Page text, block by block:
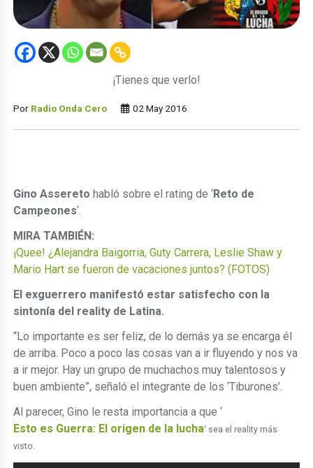
¡Tienes que verlo!
Por Radio Onda Cero 02 May 2016
Gino Assereto habló sobre el rating de ‘Reto de
Campeones‘.
MIRA TAMBIÉN:
¡Quee! ¿Alejandra Baigorria, Guty Carrera, Leslie Shaw y
Mario Hart se fueron de vacaciones juntos? (FOTOS)
El exguerrero manifestó estar satisfecho con la
sintonía del reality de Latina.
“Lo importante es ser feliz, de lo demás ya se encarga él
de arriba. Poco a poco las cosas van a ir fluyendo y nos va
a ir mejor. Hay un grupo de muchachos muy talentosos y
buen ambiente”, señaló el integrante de los ‘Tiburones’.
Al parecer, Gino le resta importancia a que ‘
Esto es Guerra: El origen de la lucha‘ sea el reality más
visto.